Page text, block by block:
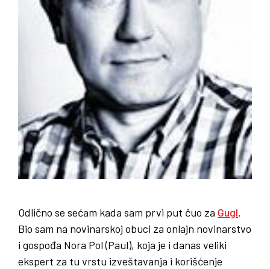
Odlično se sećam kada sam prvi put čuo za Gugl.
Bio sam na novinarskoj obuci za onlajn novinarstvo
i gospođa Nora Pol (Paul), koja je i danas veliki
ekspert za tu vrstu izveštavanja i korišćenje